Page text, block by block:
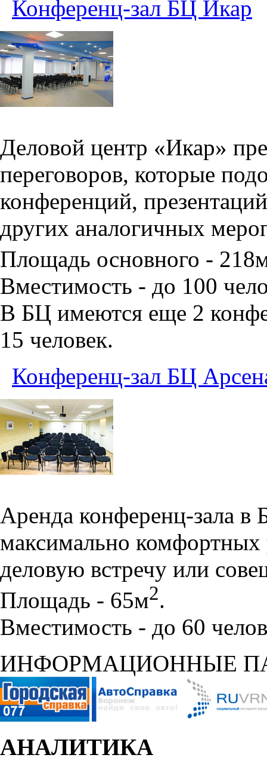
Конференц-зал БЦ Икар
Деловой центр «Икар»
переговоров, которые
конференций,
других аналогичных
Площадь основного -
Вместимость - до 100
В БЦ имеются еще 2
15 человек.
Конференц-зал БЦ
Аренда конференц-зала в
максимально комфортных
деловую встречу или
Площадь - 65м2.
Вместимость - до 60
ИНФОРМАЦИОННЫЕ
АНАЛИТИКА